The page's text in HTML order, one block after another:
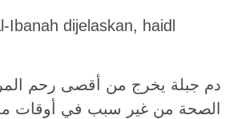
Ibanah dijelaskan, haidl
دم جبلة يخرج من أقصى رحم
الصحة من غير سبب في أوقات